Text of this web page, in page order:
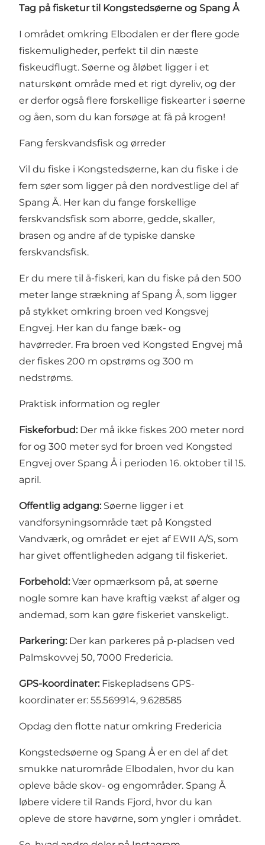
Tag på fisketur til Kongstedsøerne og Spang Å
I området omkring Elbodalen er der flere gode
fiskemuligheder, perfekt til din næste
fiskeudflugt. Søerne og åløbet ligger i et
naturskønt område med et rigt dyreliv, og der
er derfor også flere forskellige fiskearter i søerne
og åen, som du kan forsøge at få på krogen!
Fang ferskvandsfisk og ørreder
Vil du fiske i Kongstedsøerne, kan du fiske i de
fem søer som ligger på den nordvestlige del af
Spang Å. Her kan du fange forskellige
ferskvandsfisk som aborre, gedde, skaller,
brasen og andre af de typiske danske
ferskvandsfisk.
Er du mere til å-fiskeri, kan du fiske på den 500
meter lange strækning af Spang Å, som ligger
på stykket omkring broen ved Kongsvej
Engvej. Her kan du fange bæk- og
havørreder. Fra broen ved Kongsted Engvej må
der fiskes 200 m opstrøms og 300 m
nedstrøms.
Praktisk information og regler
Fiskeforbud: Der må ikke fiskes 200 meter nord
for og 300 meter syd for broen ved Kongsted
Engvej over Spang Å i perioden 16. oktober til 15.
april.
Offentlig adgang: Søerne ligger i et
vandforsyningsområde tæt på Kongsted
Vandværk, og området er ejet af EWII A/S, som
har givet offentligheden adgang til fiskeriet.
Forbehold: Vær opmærksom på, at søerne
nogle somre kan have kraftig vækst af alger og
andemad, som kan gøre fiskeriet vanskeligt.
Parkering: Der kan parkeres på p-pladsen ved
Palmskovvej 50, 7000 Fredericia.
GPS-koordinater: Fiskepladsens GPS-
koordinater er: 55.569914, 9.628585
Opdag den flotte natur omkring Fredericia
Kongstedsøerne og Spang Å er en del af det
smukke naturområde Elbodalen, hvor du kan
opleve både skov- og engområder. Spang Å
løbere videre til Rands Fjord, hvor du kan
opleve de store havørne, som yngler i området.